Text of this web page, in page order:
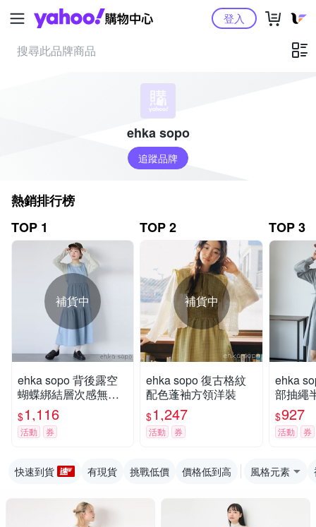
Yahoo購物中心登入
ehka sopo
追蹤品牌
熱銷排行榜
TOP 1
補貨中
ehka sopo 背後露空
蝴蝶綁結層次感無袖
洋裝
$1,116
活動 券
TOP 2
補貨中
ehka sopo 復古格紋
配色蓬袖方領洋裝
$1,247
活動 券
TOP 3
ehka
部抽繩
領洋裝
$927
活動 券
快速到貨 有現貨 挑戰低價 價格低到高 風格元素